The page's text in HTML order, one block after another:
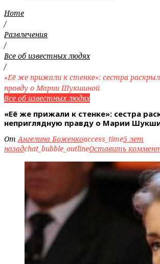
Home
/
Развлечения
/
Все об известных людях
/
«Её же прижали к стенке»: сестра
правду о Марии Шукшиной
Все об известных людях
«Её же прижали к стенке»: сестра
неприглядную правду о Марии
ОтАнгелина Боженкоaccess_time5 лет
назадchat_bubble_outlineОставить